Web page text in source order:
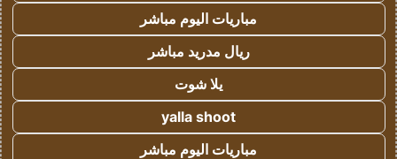
مباريات اليوم مباشر
ريال مدريد مباشر
يلا شوت
yalla shoot
مباريات اليوم مباشر